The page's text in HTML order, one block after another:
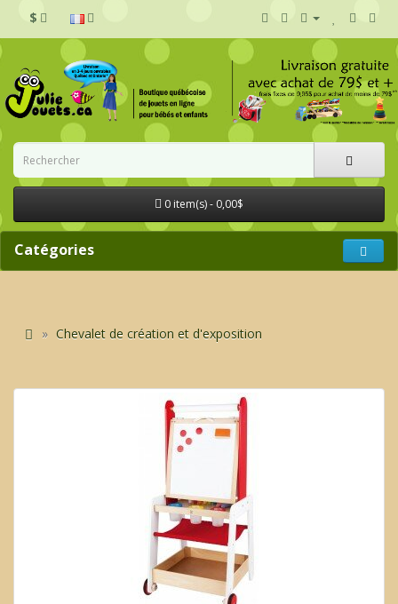
$
0 item(s) - 0,00$
Catégories
Chevalet de création et d'exposition